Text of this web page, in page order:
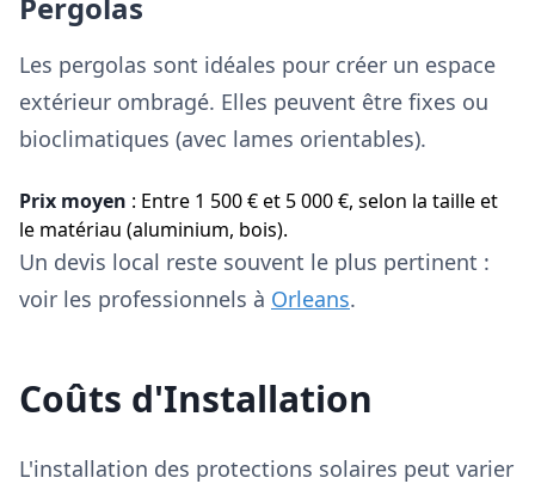
Les pergolas sont idéales pour créer un espace
extérieur ombragé. Elles peuvent être fixes ou
bioclimatiques (avec lames orientables).
Prix moyen : Entre 1 500 € et 5 000 €, selon la taille et
le matériau (aluminium, bois).
Un devis local reste souvent le plus pertinent :
voir les professionnels à Orleans.
Coûts d'Installation
L'installation des protections solaires peut varier